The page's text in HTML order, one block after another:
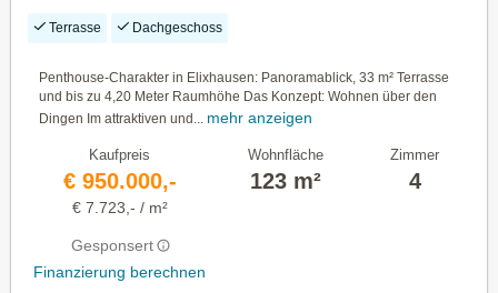
4,20 Meter Raumhöhe
Terrasse Dachgeschoss
Penthouse-Charakter in Elixhausen: Panoramablick, 33 m² Terrasse
und bis zu 4,20 Meter Raumhöhe Das Konzept: Wohnen über den
Dingen Im attraktiven und...
mehr anzeigen
Kaufpreis
€ 950.000,-
€ 7.723,- / m²
Gesponsert
Finanzierung berechnen
Wohnfläche
123 m²
Zimmer
4